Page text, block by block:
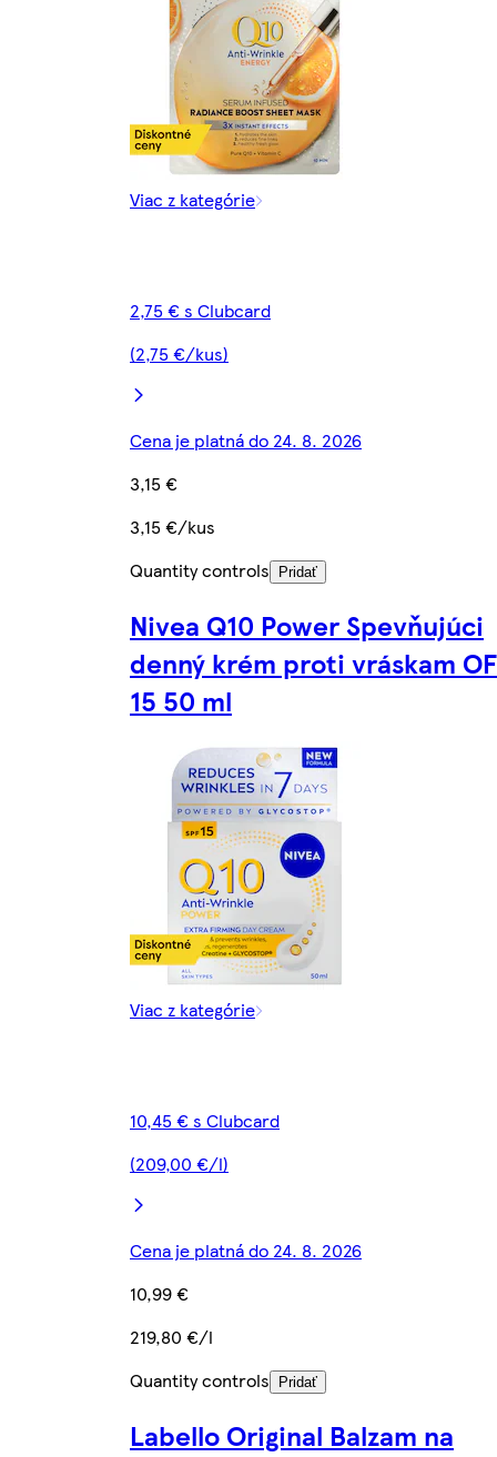
Viac z kategórie
2,75 € s Clubcard
(2,75 €/kus)
Cena je platná do 24. 8. 2026
3,15 €
3,15 €/kus
Quantity controls
Pridať
Nivea Q10 Power Spevňujúci
denný krém proti vráskam OF
15 50 ml
Viac z kategórie
10,45 € s Clubcard
(209,00 €/l)
Cena je platná do 24. 8. 2026
10,99 €
219,80 €/l
Quantity controls
Pridať
Labello Original Balzam na